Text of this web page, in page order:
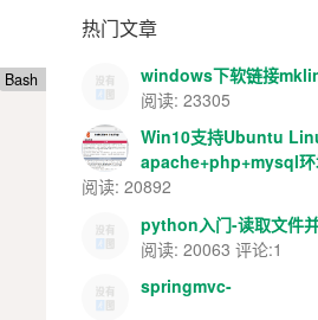
Bash
热门文章
windows下软链接
阅读: 23305
Win10支持Ubuntu
apache+php+mysql环
阅读: 20892
python入门-读取文件
阅读: 20063 评论:1
springmvc-